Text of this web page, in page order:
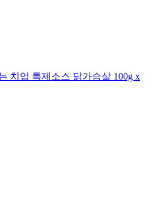
치업 특제소스 닭가슴살 100g x